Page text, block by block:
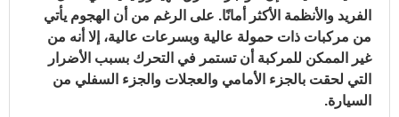
الفريد والأنظمة الأكثر أمانًا. على الرغم من أن الهجوم يأتي
من مركبات ذات حمولة عالية وبسرعات عالية، إلا أنه من
غير الممكن للمركبة أن تستمر في التحرك بسبب الأضرار
التي لحقت بالجزء الأمامي والعجلات والجزء السفلي من
السيارة.